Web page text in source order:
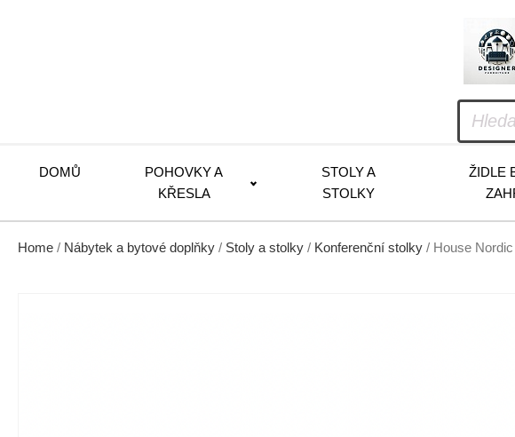
DOMŮ
POHOVKY A
KŘESLA
STOLY A
STOLKY
ŽIDLE
Home / Nábytek a bytové doplňky / Stoly a stolky / Konferenční stolky / House